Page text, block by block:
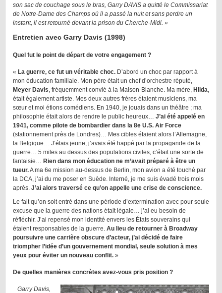
son sac de couchage sous le bras, Garry DAVIS a quitté le Commissariat
de Notre-Dame des Champs où il a passé la nuit et sans perdre un
instant, il est retourné devant la prison du Cherche-Midi. »
Entretien avec Garry Davis (1998)
Quel fut le point de départ de votre engagement ?
« La guerre, ce fut un véritable choc. D’abord un choc par rapport à
mon éducation familiale. Mon père était un chef d’orchestre réputé,
Meyer Davis, fréquemment convié à la Maison-Blanche. Ma mère, Hilda,
était également artiste. Mes deux autres frères étaient musiciens, ma
sœur et moi étions comédiens. En 1940, je jouais dans un théâtre ; ma
philosophie était alors de rendre le public heureux… J’ai été appelé en
1941, comme pilote de bombardier dans la 8e U.S. Air Force
(stationnement près de Londres)… Mes cibles étaient alors l’Allemagne,
la Belgique… J’étais jeune, j’avais été happé par la propagande de la
guerre… 5 miles au dessus des populations civiles, c’était une sorte de
fantaisie… Rien dans mon éducation ne m’avait préparé à être un
tueur.A ma 6e mission au-dessus de Berlin, mon avion a été touché par
la DCA, j’ai du me poser en Suède. Interné, je me suis évadé trois mois
après. J’ai alors traversé ce qu’on appelle une crise de conscience.
Le fait qu’on soit entré dans une période d’extermination avec pour seule
excuse que la guerre des nations était légale… j’ai eu besoin de
réfléchir. J’ai repensé mon identité envers les États souverains qui
étaient responsables de la guerre. Au lieu de retourner à Broadway
poursuivre une carrière obscure d’acteur, j’ai décidé de faire
triompher l’idée d’un gouvernement mondial, seule solution à mes
yeux pour éviter un nouveau conflit. »
De quelles manières concrètes avez-vous pris position ?
Garry Davis,